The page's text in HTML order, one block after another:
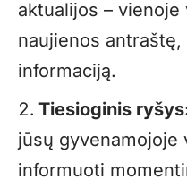
aktualijos –
naujienos
informaciją.
Tiesioginis
jūsų gyvenamojoje
informuoti